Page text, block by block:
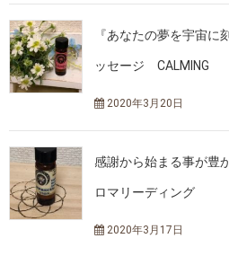
『あなたの夢を宇宙に
ッセージ CALMING
2020年3月20日
感謝から始まる事が豊
ロマリーディング
2020年3月17日